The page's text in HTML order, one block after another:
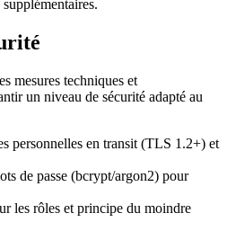
mesures techniques et
un niveau de sécurité adapté au
personnelles en transit (TLS 1.2+) et
de passe (bcrypt/argon2) pour
les rôles et principe du moindre